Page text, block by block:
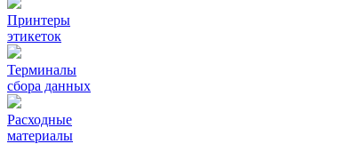
Принтеры
этикеток
Терминалы
сбора данных
Расходные
материалы